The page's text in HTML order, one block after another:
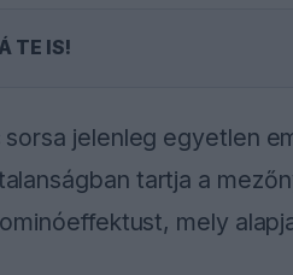
TE IS!
sorsa jelenleg egyetlen
tartja a
mely